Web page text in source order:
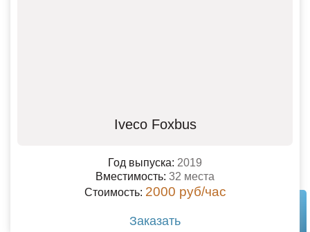
Iveco Foxbus
Год выпуска: 2019
Вместимость: 32 места
Стоимость: 2000 руб/час
Заказать